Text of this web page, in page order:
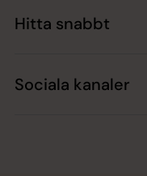
Hitta snabbt
Sociala kanaler